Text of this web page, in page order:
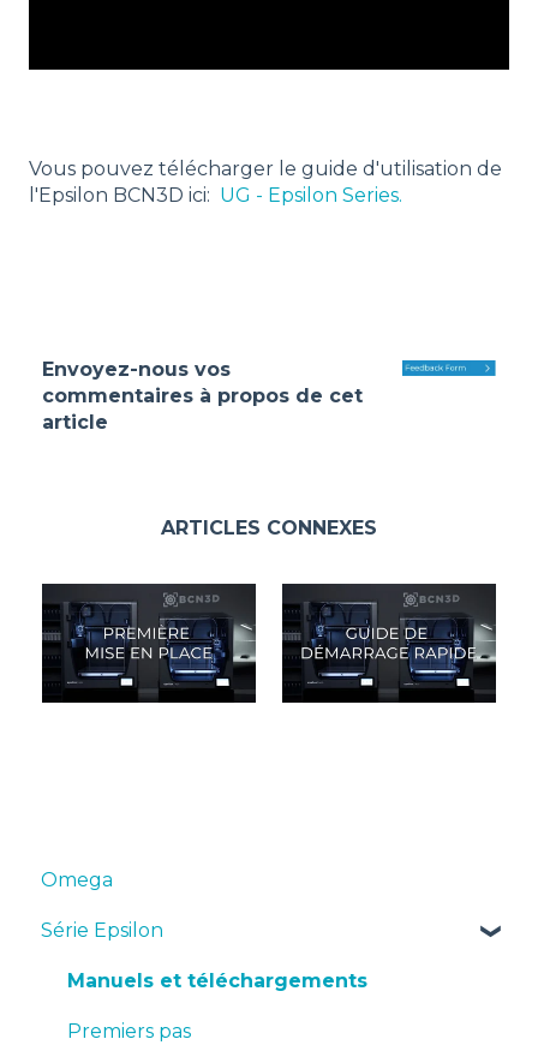
Vous pouvez télécharger le guide d'utilisation de
l'Epsilon BCN3D ici: UG - Epsilon Series.
Envoyez-nous vos
commentaires à propos de cet
article
ARTICLES CONNEXES
Omega
Série Epsilon
Manuels et téléchargements
Premiers pas